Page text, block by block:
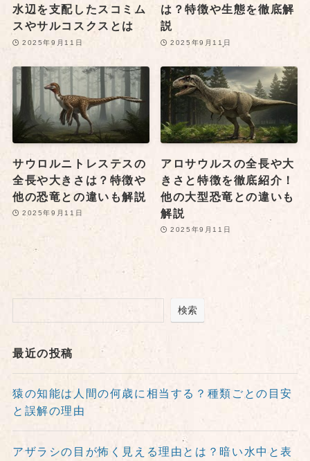
水辺を支配したスコミム
スやサルコスクスとは
2025年9月11日
は？特徴や生態を徹底解
説
2025年9月11日
サウロルニトレステスの
全長や大きさは？特徴や
他の恐竜との違いも解説
2025年9月11日
アロサウルスの全長や大
きさと特徴を徹底紹介！
他の大型恐竜との違いも
解説
2025年9月11日
検索
最近の投稿
猿の知能は人間の何歳に相当する？種類ごとの目安
と誤解の理由
アザラシの目が怖く見える理由とは？暗い水中と表